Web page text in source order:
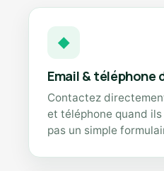
◆
Email & téléphone
Contactez
et téléphone quand
pas un simple